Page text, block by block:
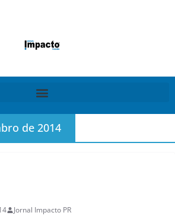
de 2014
Jornal Impacto PR